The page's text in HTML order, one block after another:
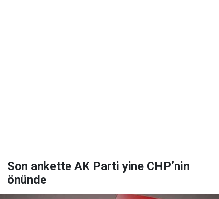
Son ankette AK Parti yine CHP’nin
önünde